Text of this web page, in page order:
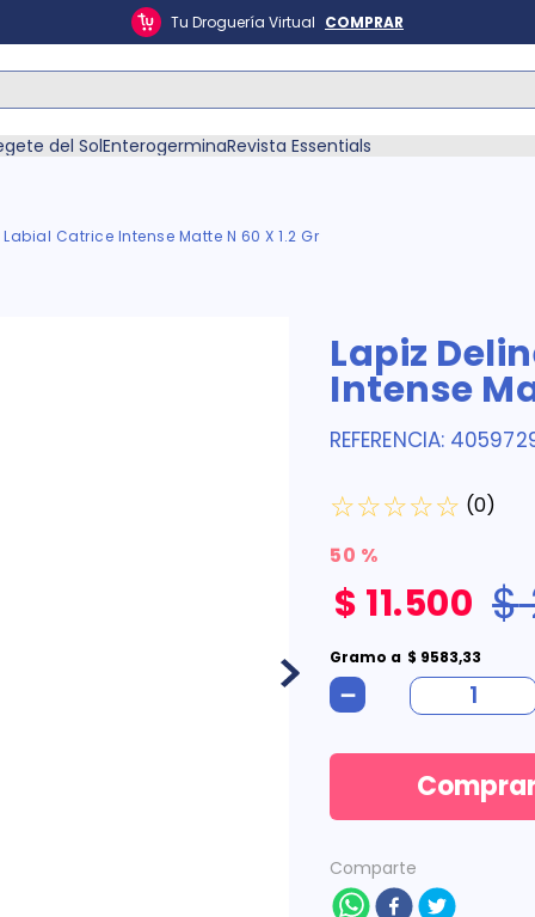
Tu Droguería Virtual COMPRAR
del SolEnterogerminaRevista Essentials
Catrice Intense Matte N 60 X 1.2 Gr
Lapiz
Intense
REFERENCIA:
☆☆☆☆☆ (0)
50 %
$
$ 11.500
Gramo a $ 9583,33
－
Comparte
Buscados